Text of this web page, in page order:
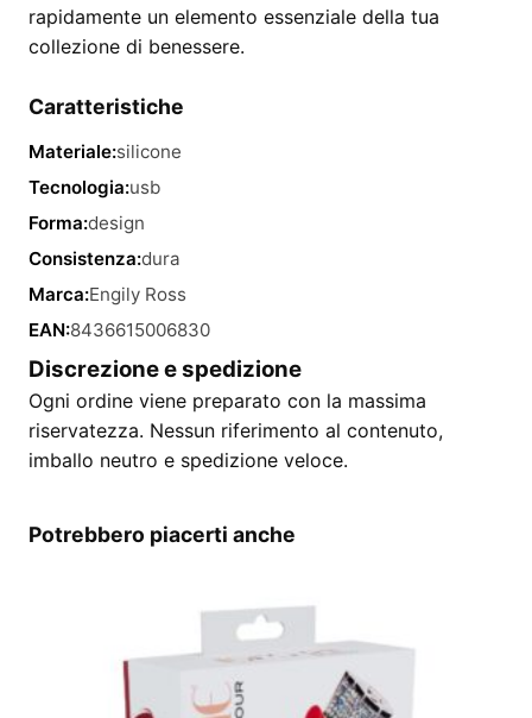
rapidamente un elemento essenziale della tua
collezione di benessere.
Caratteristiche
Materiale:silicone
Tecnologia:usb
Forma:design
Consistenza:dura
Marca:Engily Ross
EAN:8436615006830
Discrezione e spedizione
Ogni ordine viene preparato con la massima
riservatezza. Nessun riferimento al contenuto,
imballo neutro e spedizione veloce.
Potrebbero piacerti anche